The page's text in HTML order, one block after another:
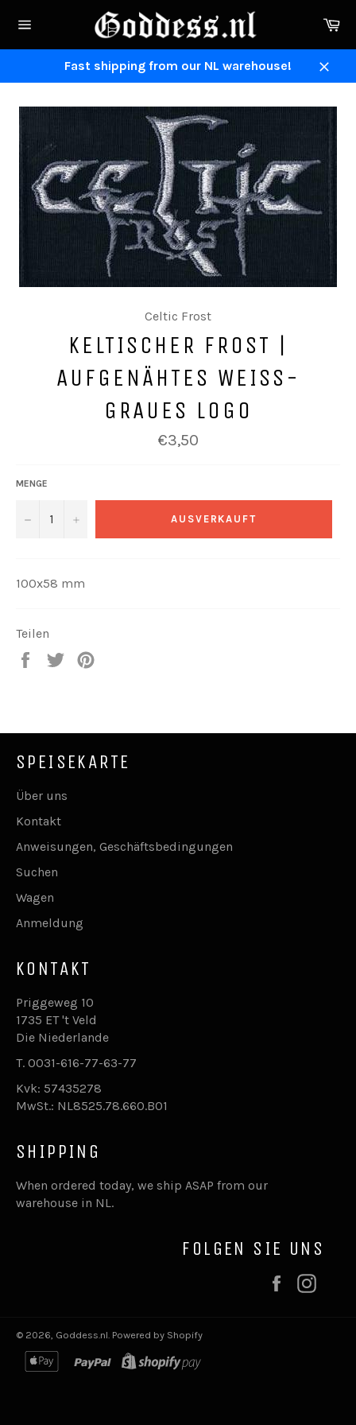
zum
Seitennavigation
Fast shipping from our NL warehouse!
Celtic Frost
KELTISCHER FROST |
AUFGENÄHTES WEISS-G
RAUES LOGO
Normaler
Preis
€3,50
MENGE
− + AUSVERKAUFT
100x58 mm
Teilen
Auf
Auf
SPEISEKARTE
Über uns
Kontakt
Anweisungen, Geschäftsbedingungen
Suchen
Wagen
Anmeldung
KONTAKT
Priggeweg 10
1735 ET 't Veld
Die Niederlande
T. 0031-616-77-63-77
Kvk: 57435278
MwSt.: NL8525.78.660.B01
SHIPPING
When ordered today, we ship ASAP from our
warehouse in NL.
FOLGEN SIE UNS
Facebook
© 2026, Goddess.nl. Powered by Shopify
apple
paypal
shopify